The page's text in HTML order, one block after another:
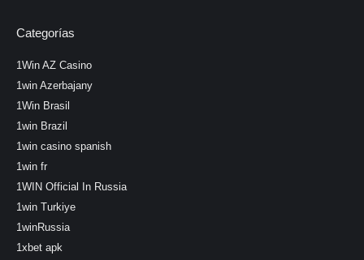
Categorías
1Win AZ Casino
1win Azerbajany
1Win Brasil
1win Brazil
1win casino spanish
1win fr
1WIN Official In Russia
1win Turkiye
1winRussia
1xbet apk